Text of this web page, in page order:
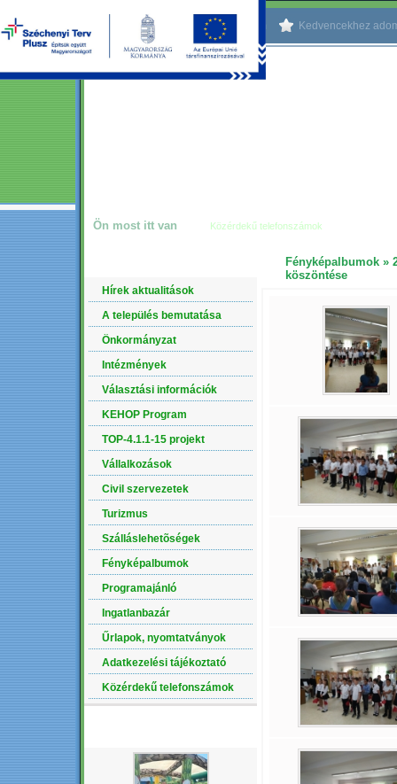
Kezdőlapnak beállítom Kedvencekhez
Ön most itt van Közérdekű telefonszámok
Hírek aktualitások
A település bemutatása
Önkormányzat
Intézmények
Választási információk
KEHOP Program
TOP-4.1.1-15 projekt
Vállalkozások
Civil szervezetek
Turizmus
Szálláslehetõségek
Fényképalbumok
Programajánló
Ingatlanbazár
Űrlapok, nyomtatványok
Adatkezelési tájékoztató
Közérdekű telefonszámok
Fényképalbumok »
köszöntése